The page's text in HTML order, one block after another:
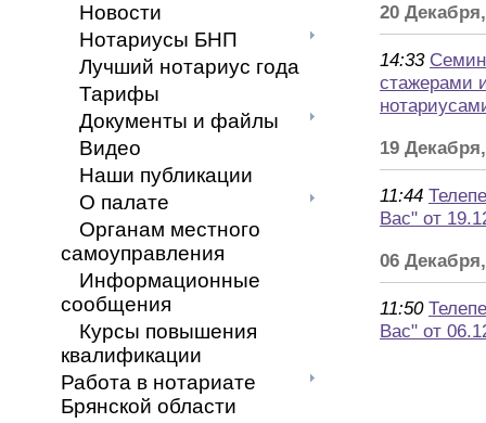
Новости
Нотариусы БНП
Лучший нотариус года
Тарифы
Документы и файлы
Видео
Наши публикации
О палате
Органам местного
самоуправления
Информационные
сообщения
Курсы повышения
квалификации
Работа в нотариате
Брянской области
20
14:33
стажерами
19
11:44
Вас" от
06
11:50
Вас" от